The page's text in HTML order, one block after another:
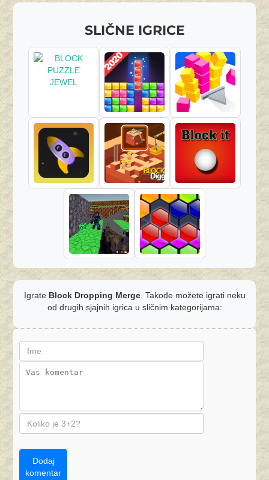
SLIČNE IGRICE
Igrate Block Dropping Merge. Takođe možete igrati neku
od drugih sjajnih igrica u sličnim kategorijama:
Dodaj
komentar